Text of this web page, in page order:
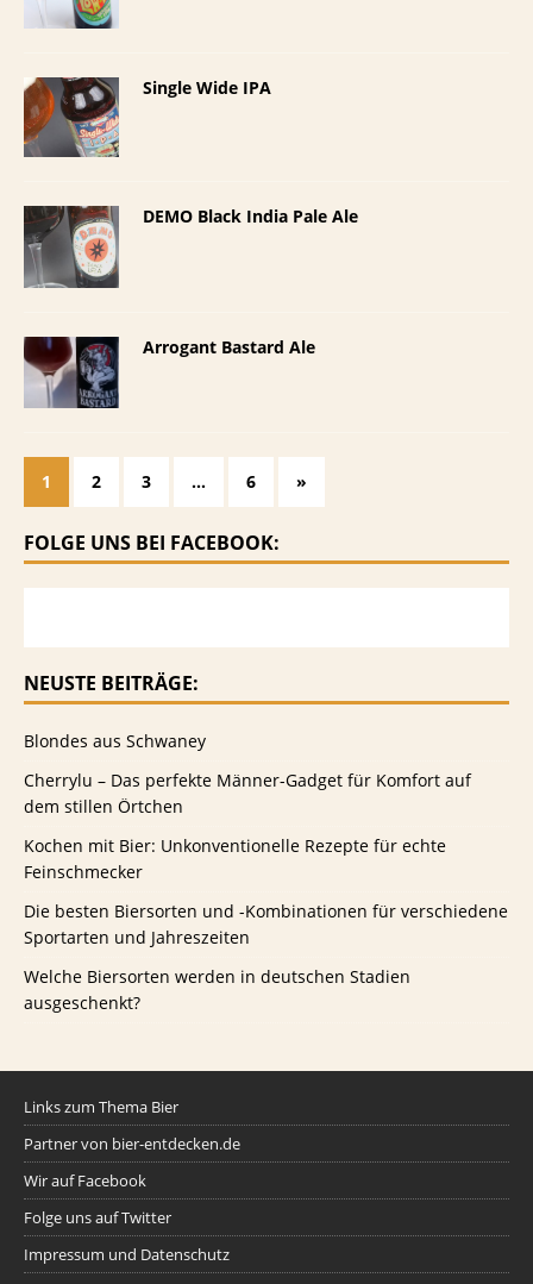
Single Wide IPA
DEMO Black India Pale Ale
Arrogant Bastard Ale
1 2 3 … 6 »
FOLGE UNS BEI FACEBOOK:
NEUSTE BEITRÄGE:
Blondes aus Schwaney
Cherrylu – Das perfekte Männer-Gadget für Komfort auf
dem stillen Örtchen
Kochen mit Bier: Unkonventionelle Rezepte für echte
Feinschmecker
Die besten Biersorten und -Kombinationen für verschiedene
Sportarten und Jahreszeiten
Welche Biersorten werden in deutschen Stadien
ausgeschenkt?
Links zum Thema Bier
Partner von bier-entdecken.de
Wir auf Facebook
Folge uns auf Twitter
Impressum und Datenschutz